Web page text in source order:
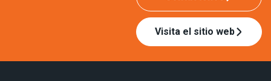
Visita el sitio web